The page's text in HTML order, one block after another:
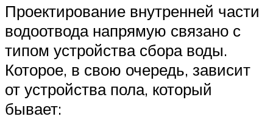
Проектирование внутренней части
водоотвода напрямую связано с
типом устройства сбора воды.
Которое, в свою очередь, зависит
от устройства пола, который
бывает: